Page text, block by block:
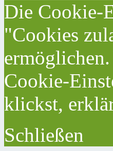
Die Cookie-
"Cookies
Cookie-
klickst,
Schließen